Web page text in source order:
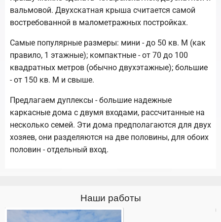
вальмовой. Двухскатная крыша считается самой
востребованной в малометражных постройках.
Самые популярные размеры: мини - до 50 кв. М (как
правило, 1 этажные); компактные - от 70 до 100
квадратных метров (обычно двухэтажные); большие
- от 150 кв. М и свыше.
Предлагаем дуплексы - большие надежные
каркасные дома с двумя входами, рассчитанные на
несколько семей. Эти дома предполагаются для двух
хозяев, они разделяются на две половины, для обоих
половин - отдельный вход.
Наши работы